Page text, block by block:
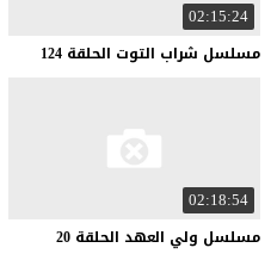
02:15:24
مسلسل شراب التوت الحلقة 124
02:18:54
مسلسل ولي العهد الحلقة 20